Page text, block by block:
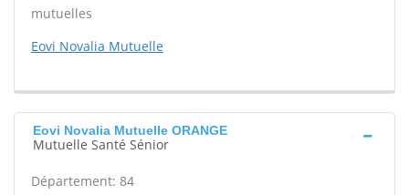
mutuelles
Eovi Novalia Mutuelle
Eovi Novalia Mutuelle ORANGE
Mutuelle Santé Sénior
Département: 84